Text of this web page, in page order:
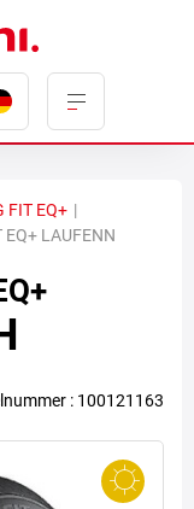
FIT EQ+ |
LAUFENN
: 100121163